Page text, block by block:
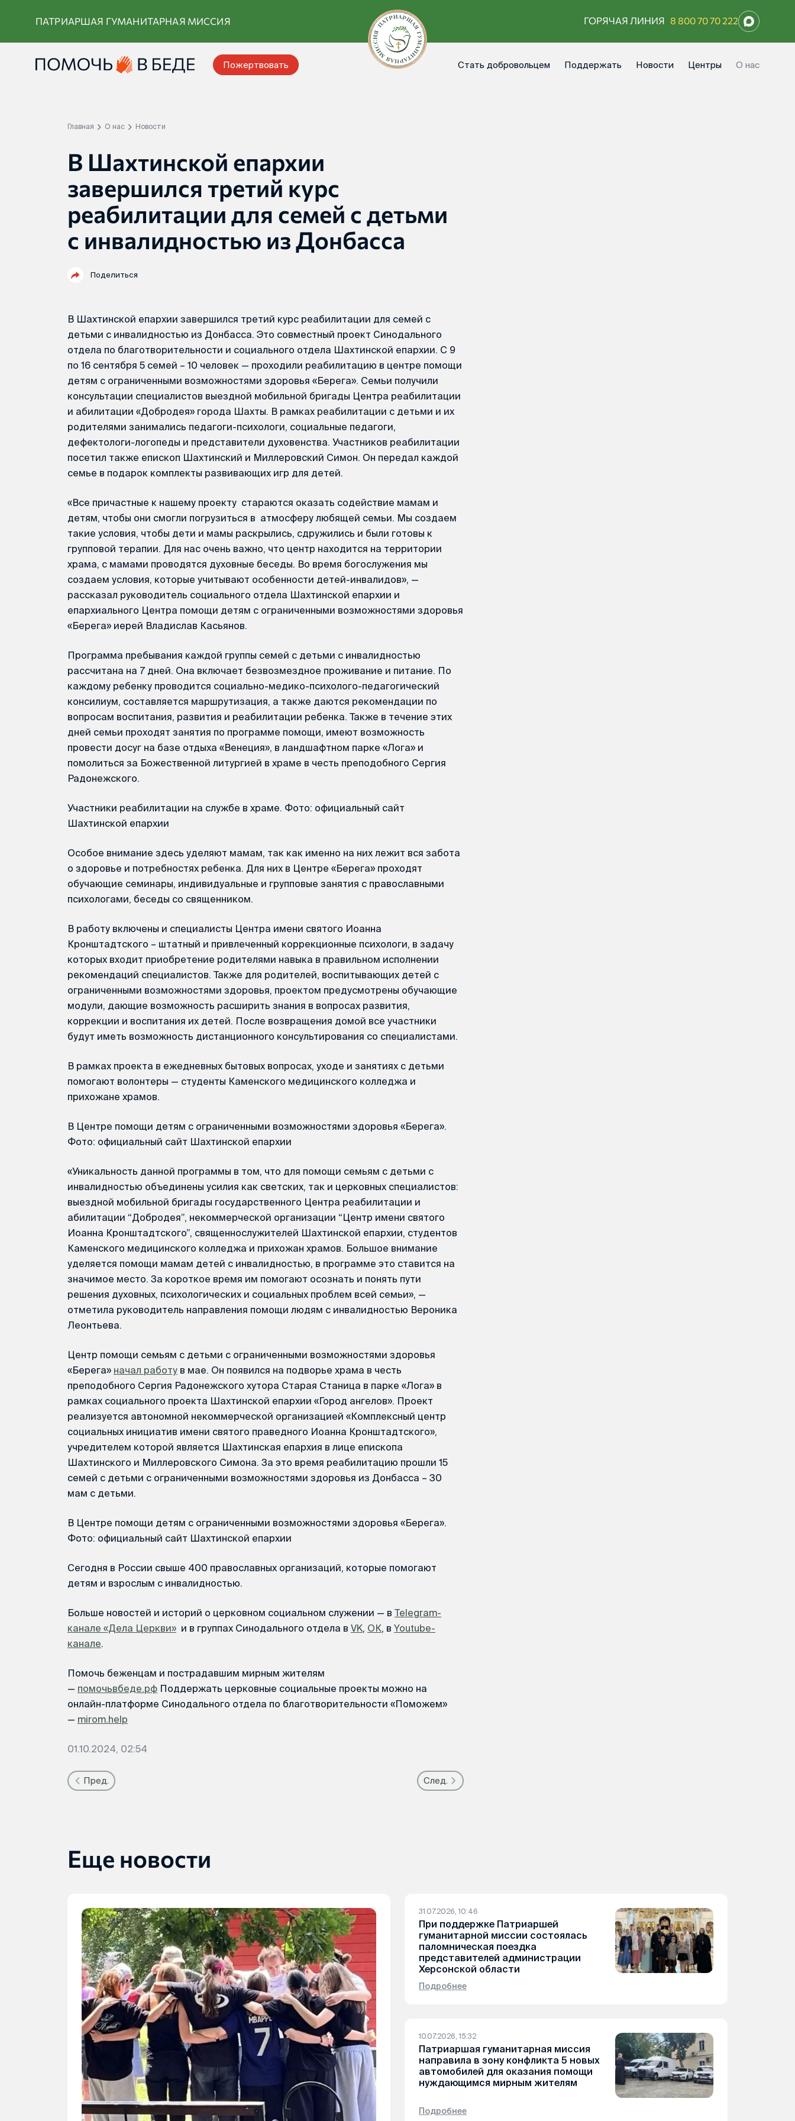
ПАТРИАРШАЯ ГУМАНИТАРНАЯ МИССИЯ ГОРЯЧАЯ ЛИНИЯ 8 800 70 70 222
Пожертвовать Стать добровольцем Поддержать Новости Центры О нас
Главная О нас Новости
В Шахтинской епархии
завершился третий курс
реабилитации для семей с детьми
с инвалидностью из Донбасса
Поделиться
В Шахтинской епархии завершился третий курс реабилитации для семей с
детьми с инвалидностью из Донбасса. Это совместный проект Синодального
отдела по благотворительности и социального отдела Шахтинской епархии. С 9
по 16 сентября 5 семей – 10 человек — проходили реабилитацию в центре помощи
детям с ограниченными возможностями здоровья «Берега». Семьи получили
консультации специалистов выездной мобильной бригады Центра реабилитации
и абилитации «Добродея» города Шахты. В рамках реабилитации с детьми и их
родителями занимались педагоги-психологи, социальные педагоги,
дефектологи-логопеды и представители духовенства. Участников реабилитации
посетил также епископ Шахтинский и Миллеровский Симон. Он передал каждой
семье в подарок комплекты развивающих игр для детей.
«Все причастные к нашему проекту стараются оказать содействие мамам и
детям, чтобы они смогли погрузиться в атмосферу любящей семьи. Мы создаем
такие условия, чтобы дети и мамы раскрылись, сдружились и были готовы к
групповой терапии. Для нас очень важно, что центр находится на территории
храма, с мамами проводятся духовные беседы. Во время богослужения мы
создаем условия, которые учитывают особенности детей-инвалидов», —
рассказал руководитель социального отдела Шахтинской епархии и
епархиального Центра помощи детям с ограниченными возможностями здоровья
«Берега» иерей Владислав Касьянов.
Программа пребывания каждой группы семей с детьми с инвалидностью
рассчитана на 7 дней. Она включает безвозмездное проживание и питание. По
каждому ребенку проводится социально-медико-психолого-педагогический
консилиум, составляется маршрутизация, а также даются рекомендации по
вопросам воспитания, развития и реабилитации ребенка. Также в течение этих
дней семьи проходят занятия по программе помощи, имеют возможность
провести досуг на базе отдыха «Венеция», в ландшафтном парке «Лога» и
помолиться за Божественной литургией в храме в честь преподобного Сергия
Радонежского.
Участники реабилитации на службе в храме. Фото: официальный сайт
Шахтинской епархии
Особое внимание здесь уделяют мамам, так как именно на них лежит вся забота
о здоровье и потребностях ребенка. Для них в Центре «Берега» проходят
обучающие семинары, индивидуальные и групповые занятия с православными
психологами, беседы со священником.
В работу включены и специалисты Центра имени святого Иоанна
Кронштадтского – штатный и привлеченный коррекционные психологи, в задачу
которых входит приобретение родителями навыка в правильном исполнении
рекомендаций специалистов. Также для родителей, воспитывающих детей с
ограниченными возможностями здоровья, проектом предусмотрены обучающие
модули, дающие возможность расширить знания в вопросах развития,
коррекции и воспитания их детей. После возвращения домой все участники
будут иметь возможность дистанционного консультирования со специалистами.
В рамках проекта в ежедневных бытовых вопросах, уходе и занятиях с детьми
помогают волонтеры — студенты Каменского медицинского колледжа и
прихожане храмов.
В Центре помощи детям с ограниченными возможностями здоровья «Берега».
Фото: официальный сайт Шахтинской епархии
«Уникальность данной программы в том, что для помощи семьям с детьми с
инвалидностью объединены усилия как светских, так и церковных специалистов:
выездной мобильной бригады государственного Центра реабилитации и
абилитации “Добродея”, некоммерческой организации “Центр имени святого
Иоанна Кронштадтского”, священнослужителей Шахтинской епархии, студентов
Каменского медицинского колледжа и прихожан храмов. Большое внимание
уделяется помощи мамам детей с инвалидностью, в программе это ставится на
значимое место. За короткое время им помогают осознать и понять пути
решения духовных, психологических и социальных проблем всей семьи», —
отметила руководитель направления помощи людям с инвалидностью Вероника
Леонтьева.
Центр помощи семьям с детьми с ограниченными возможностями здоровья
«Берега» начал работу в мае. Он появился на подворье храма в честь
преподобного Сергия Радонежского хутора Старая Станица в парке «Лога» в
рамках социального проекта Шахтинской епархии «Город ангелов». Проект
реализуется автономной некоммерческой организацией «Комплексный центр
социальных инициатив имени святого праведного Иоанна Кронштадтского»,
учредителем которой является Шахтинская епархия в лице епископа
Шахтинского и Миллеровского Симона. За это время реабилитацию прошли 15
семей с детьми с ограниченными возможностями здоровья из Донбасса – 30
мам с детьми.
В Центре помощи детям с ограниченными возможностями здоровья «Берега».
Фото: официальный сайт Шахтинской епархии
Сегодня в России свыше 400 православных организаций, которые помогают
детям и взрослым с инвалидностью.
Больше новостей и историй о церковном социальном служении — в Telegram-
канале «Дела Церкви» и в группах Синодального отдела в VK, ОК, в Youtube-
канале.
Помочь беженцам и пострадавшим мирным жителям
— помочьвбеде.рф Поддержать церковные социальные проекты можно на
онлайн-платформе Синодального отдела по благотворительности «Поможем»
— mirom.help
01.10.2024, 02:54
Пред. След.
Еще новости
31.07.2026, 10:46
При поддержке Патриаршей
гуманитарной миссии состоялась
паломническая поездка
представителей администрации
Херсонской области
Подробнее
10.07.2026, 15:32
Патриаршая гуманитарная миссия
направила в зону конфликта 5 новых
автомобилей для оказания помощи
нуждающимся мирным жителям
Подробнее